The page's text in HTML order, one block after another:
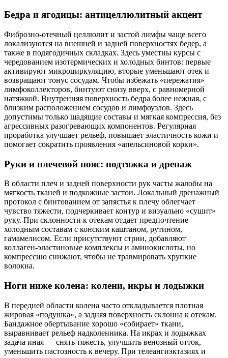
Бедра и ягодицы: антицеллюлитный акцент
Фиброзно‑отечный целлюлит и застой лимфы чаще всего
локализуются на внешней и задней поверхностях бедер, а
также в подягодичных складках. Здесь уместны курсы с
чередованием изотермических и холодных бинтов: первые
активируют микроциркуляцию, вторые уменьшают отек и
возвращают тонус сосудам. Чтобы избежать «пережатия»
лимфоколлекторов, бинтуют снизу вверх, с равномерной
натяжкой. Внутренняя поверхность бедра более нежная, с
близким расположением сосудов и лимфоузлов. Здесь
допустимы только щадящие составы и мягкая компрессия, без
агрессивных разогревающих компонентов. Регулярная
проработка улучшает рельеф, повышает эластичность кожи и
помогает сократить проявления «апельсиновой корки».
Руки и плечевой пояс: подтяжка и дренаж
В области плеч и задней поверхности рук часты жалобы на
мягкость тканей и подкожные застои. Локальный дренажный
протокол с бинтованием от запястья к плечу облегчает
чувство тяжести, подчеркивает контур и визуально «сушит»
руку. При склонности к отекам отдает предпочтение
холодным составам с конским каштаном, рутином,
гамамелисом. Если присутствуют стрии, добавляют
коллаген‑эластиновые комплексы и аминокислоты, но
компрессию снижают, чтобы не травмировать хрупкие
волокна.
Ноги ниже колена: колени, икры и лодыжки
В передней области колена часто откладывается плотная
жировая «подушка», а задняя поверхность склонна к отекам.
Бандажное обертывание хорошо «собирает» ткани,
выравнивает рельеф надколенника. На икрах и лодыжках
задача иная — снять тяжесть, улучшить венозный отток,
уменьшить пастозность к вечеру. При телеангиэктазиях и